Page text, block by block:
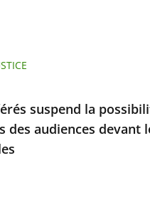
suspend la
des audiences devant